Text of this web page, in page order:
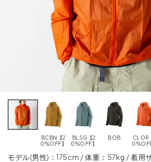
BCBN【2
0%OFF】
BLSG【2
0%OFF】
BOB
CLOR
0%OFF
モデル(男性)：175cm / 体重：57kg / 着用